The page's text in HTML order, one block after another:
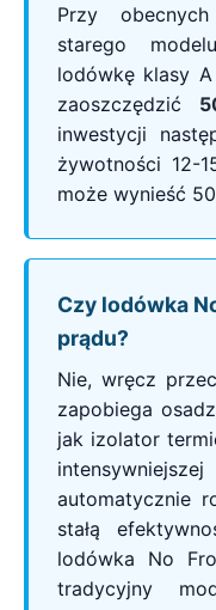
Przy
starego
lodówkę klasy
zaoszczędzić
inwestycji
żywotności 12-
może wynieść
Czy lodówka
prądu?
Nie, wręcz
zapobiega
jak izolator
automatycznie
stałą
lodówka No
tradycyjny